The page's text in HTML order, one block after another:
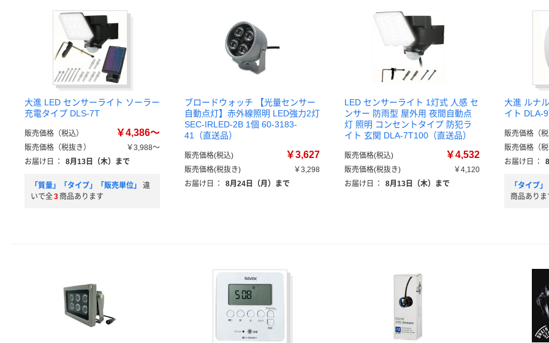
大進 LED センサーライト ソーラー
充電タイプ DLS-7T
販売価格（税込） ￥4,386～
販売価格（税抜き）
￥3,988～
お届け日
： 8月13日（木）まで
「質量」「タイプ」「販売単位」
違
いで全3 商品あります
ブロードウォッチ 【光量センサー
自動点灯】赤外線照明 LED強力2灯
SEC-IRLED-2B 1個 60-3183-
41（直送品）
販売価格(税込) ￥3,627
販売価格(税抜き)
￥3,298
お届け日
： 8月24日（月）まで
LED センサーライト 1灯式 人感 セ
ンサー 防雨型 屋外用 夜間自動点
灯 照明 コンセントタイプ 防犯ラ
イト 玄関 DLA-7T100（直送品）
販売価格(税込) ￥4,532
販売価格(税抜き)
￥4,120
お届け日
： 8月13日（木）まで
大進 ルナ
イト DLA-
販売価格（
販売価格（
お届け日
：
「タイプ
商品ありま